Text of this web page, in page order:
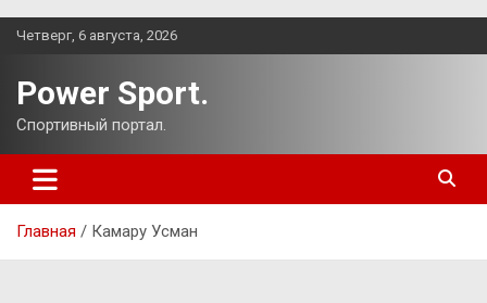
Перейти
Четверг, 6 августа, 2026
Power Sport.
Спортивный портал.
Главная Камару Усман